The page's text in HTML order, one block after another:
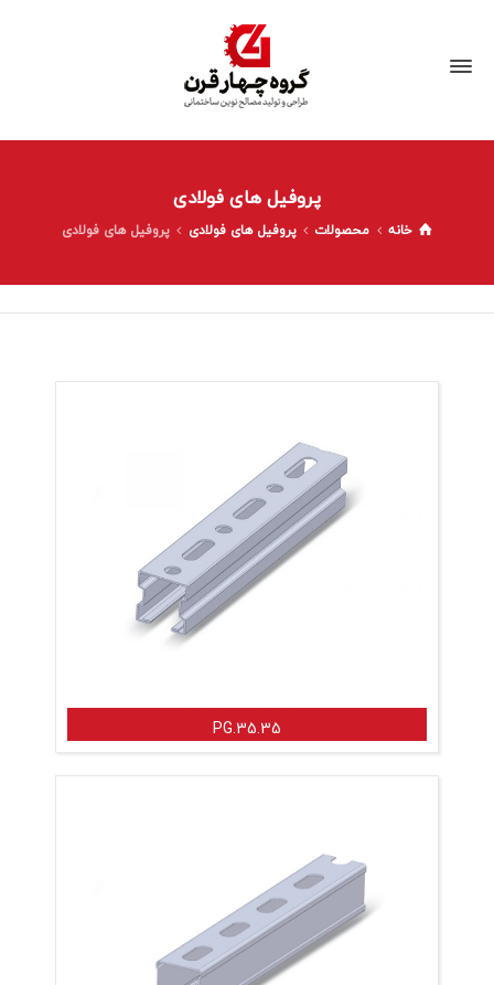
پروفیل های فولادی
خانه محصولات پروفیل های فولادی پروفیل های فولادی
PG.35.35